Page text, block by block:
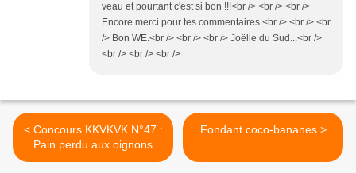
veau et pourtant c'est si bon !!!<br /> <br /> <br />
Encore merci pour tes commentaires.<br /> <br /> <br
/> Bon WE.<br /> <br /> <br /> Joëlle du Sud...<br />
<br /> <br /> <br />
< Concours KKVKVK N°47 :
Pain perdu aux oignons
Fondant coco-bananes >